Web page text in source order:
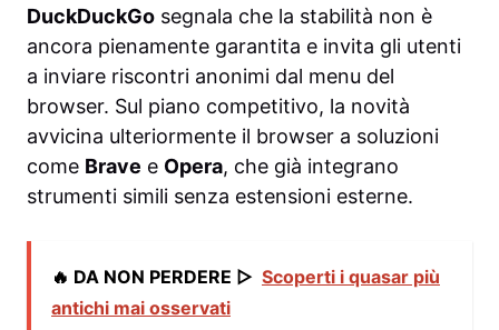
DuckDuckGo segnala che la stabilità non è
ancora pienamente garantita e invita gli utenti
a inviare riscontri anonimi dal menu del
browser. Sul piano competitivo, la novità
avvicina ulteriormente il browser a soluzioni
come Brave e Opera, che già integrano
strumenti simili senza estensioni esterne.
🔥 DA NON PERDERE ▷ Scoperti i quasar più
antichi mai osservati